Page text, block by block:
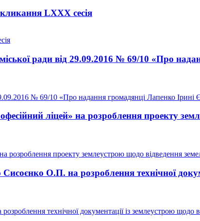
LXXX сесія
ради від 29.09.2016 № 69/10 «Про
№ 69/10 «Про надання громадянці Лапенко Ірині
ліцей» на розроблення проекту
проекту землеустрою щодо відведення
О.П. на розроблення технічної
технічної документації із землеустрою щодо